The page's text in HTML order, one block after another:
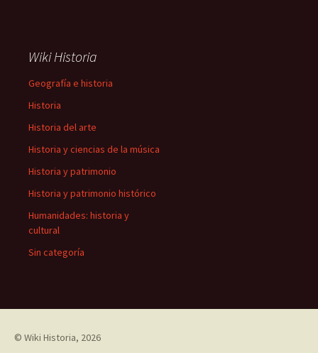
Wiki Historia
Geografía e historia
Historia
Historia del arte
Historia y ciencias de la música
Historia y patrimonio
Historia y patrimonio histórico
Humanidades: historia y
cultural
Sin categoría
© Wiki Historia, 2026